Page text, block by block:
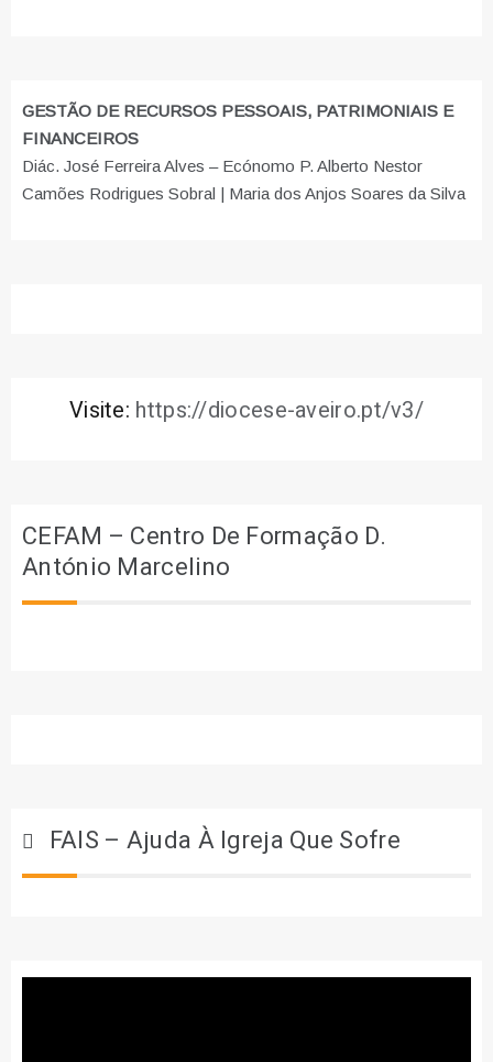
GESTÃO DE RECURSOS PESSOAIS, PATRIMONIAIS E
FINANCEIROS
Diác. José Ferreira Alves – Ecónomo P. Alberto Nestor
Camões Rodrigues Sobral | Maria dos Anjos Soares da Silva
Visite: https://diocese-aveiro.pt/v3/
CEFAM – Centro De Formação D.
António Marcelino
FAIS – Ajuda À Igreja Que Sofre